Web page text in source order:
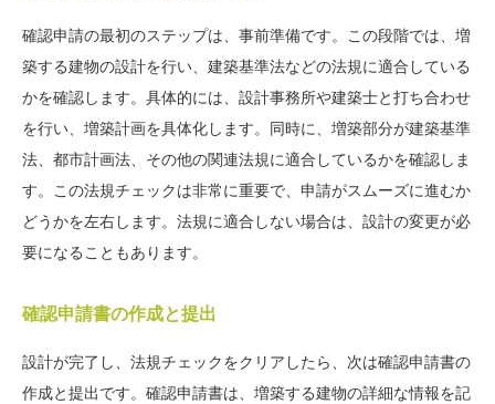
確認申請の最初のステップは、事前準備です。この段階では、増
築する建物の設計を行い、建築基準法などの法規に適合している
かを確認します。具体的には、設計事務所や建築士と打ち合わせ
を行い、増築計画を具体化します。同時に、増築部分が建築基準
法、都市計画法、その他の関連法規に適合しているかを確認しま
す。この法規チェックは非常に重要で、申請がスムーズに進むか
どうかを左右します。法規に適合しない場合は、設計の変更が必
要になることもあります。
確認申請書の作成と提出
設計が完了し、法規チェックをクリアしたら、次は確認申請書の
作成と提出です。確認申請書は、増築する建物の詳細な情報を記